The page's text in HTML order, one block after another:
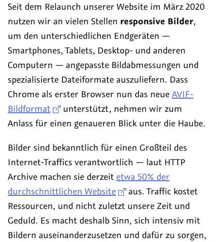
Seit dem Relaunch unserer Website im März 2020
nutzen wir an vielen Stellen responsive Bilder,
um den unterschiedlichen Endgeräten —
Smartphones, Tablets, Desktop- und anderen
Computern — angepasste Bildabmessungen und
spezialisierte Dateiformate auszuliefern. Dass
Chrome als erster Browser nun das neue AVIF-
Bildformat
unterstützt, nehmen wir zum
Anlass für einen genaueren Blick unter die Haube.
Bilder sind bekanntlich für einen Großteil des
Internet-Traffics verantwortlich — laut HTTP
Archive machen sie derzeit etwa 50% der
durchschnittlichen Website
aus. Traffic kostet
Ressourcen, und nicht zuletzt unsere Zeit und
Geduld. Es macht deshalb Sinn, sich intensiv mit
Bildern auseinanderzusetzen und dafür zu sorgen,